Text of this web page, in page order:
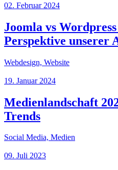
02. Februar 2024
Joomla vs
Perspektive unserer
Webdesign, Website
19. Januar 2024
Medienlandschaft
Trends
Social Media, Medien
09. Juli 2023